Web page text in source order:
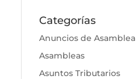
Categorías
Anuncios de Asamblea
Asambleas
Asuntos Tributarios